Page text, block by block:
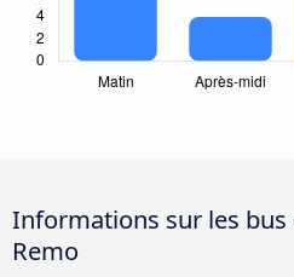
Informations sur les bus
Remo